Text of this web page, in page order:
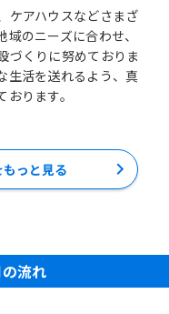
ケアハウスなどさまざ
のニーズに合わせ、
づくりに努めておりま
生活を送れるよう、真
ります。
っと見る
流れ